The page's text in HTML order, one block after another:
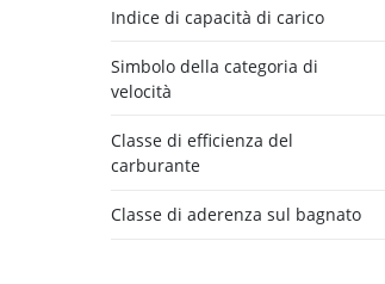
Indice di capacità di carico
Simbolo della categoria di
velocità
Classe di efficienza del
carburante
Classe di aderenza sul bagnato